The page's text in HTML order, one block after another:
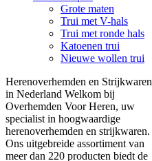
Grote maten
Trui met V-hals
Trui met ronde hals
Katoenen trui
Nieuwe wollen trui
Herenoverhemden en Strijkwaren
in Nederland Welkom bij
Overhemden Voor Heren, uw
specialist in hoogwaardige
herenoverhemden en strijkwaren.
Ons uitgebreide assortiment van
meer dan 220 producten biedt de